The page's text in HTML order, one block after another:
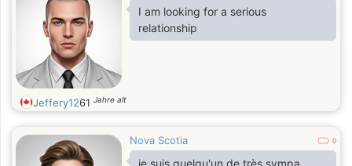
I am looking for a serious
relationship
Jeffery1261 Jahre alt
Nova Scotia 0
je suis quelqu'un de très sympa,